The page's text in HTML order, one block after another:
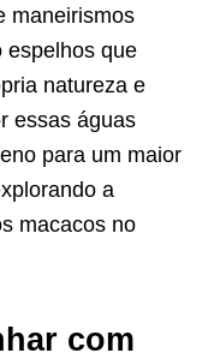
maneirismos
espelhos que
natureza e
essas águas
para um maior
a
macacos no
com